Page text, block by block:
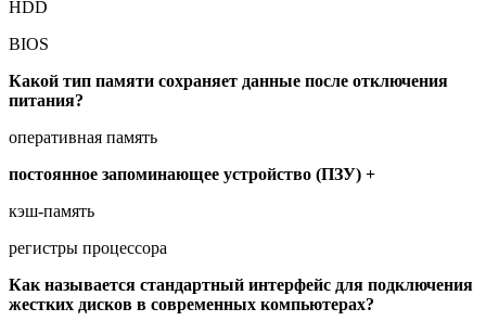
HDD
BIOS
Какой тип памяти сохраняет данные после отключения
питания?
оперативная память
постоянное запоминающее устройство (ПЗУ) +
кэш-память
регистры процессора
Как называется стандартный интерфейс для подключения
жестких дисков в современных компьютерах?